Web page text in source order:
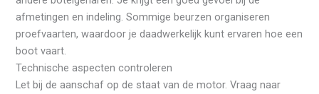
afmetingen en indeling. Sommige beurzen organiseren
proefvaarten, waardoor je daadwerkelijk kunt ervaren hoe een
boot vaart.
Technische aspecten controleren
Let bij de aanschaf op de staat van de motor. Vraag naar